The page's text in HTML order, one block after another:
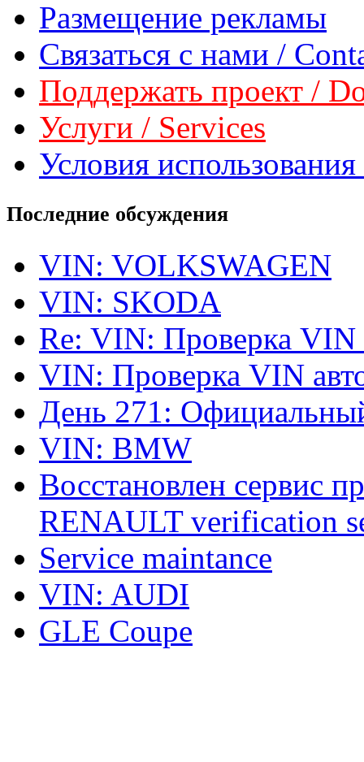
Размещение рекламы
Связаться с нами /
Поддержать проект /
Услуги / Services
Условия
Последние обсуждения
VIN: VOLKSWAGEN
VIN: SKODA
Re: VIN: Проверка VIN
VIN: Проверка VIN
День 271:
VIN: BMW
Восстановлен сервис
RENAULT verification
Service maintance
VIN: AUDI
GLE Coupe